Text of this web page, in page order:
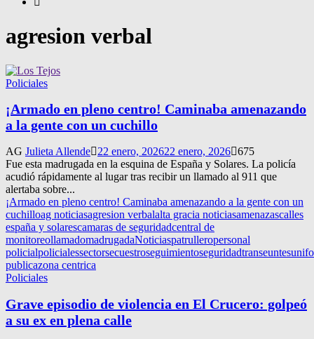
agresion verbal
Policiales
¡Armado en pleno centro! Caminaba amenazando
a la gente con un cuchillo
AG Julieta Allende 22 enero, 202622 enero, 2026 675
Fue esta madrugada en la esquina de España y Solares. La policía
acudió rápidamente al lugar tras recibir un llamado al 911 que
alertaba sobre...
¡Armado en pleno centro! Caminaba amenazando a la gente con un
cuchilloag noticiasagresion verbalalta gracia noticiasamenazascalles
españa y solarescamaras de seguridadcentral de
monitoreollamadomadrugadaNoticiaspatrulleropersonal
policialpolicialessectorsecuestroseguimientoseguridadtranseuntes
publicazona centrica
Policiales
Grave episodio de violencia en El Crucero: golpeó
a su ex en plena calle